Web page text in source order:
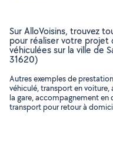
Sur AlloVoisins, trouvez
pour réaliser votre
véhiculées sur la ville de
31620)
Autres exemples de
véhiculé, transport en
la gare, accompagnement
transport pour retour à